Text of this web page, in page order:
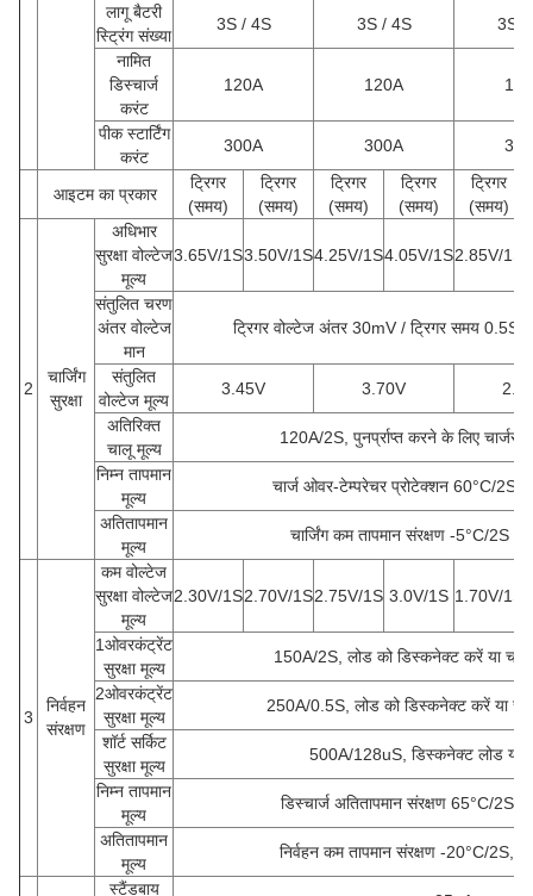
लागू बैटरी
स्ट्रिंग संख्या
3S / 4S 3S / 4S
3S /
नामित
डिस्चार्ज
करंट
120A 120A
पीक स्टार्टिंग
करंट
300A 300A
आइटम का प्रकार
ट्रिगर
(समय)
ट्रिगर
(समय)
ट्रिगर
(समय)
ट्रिगर
(समय)
ट्रिगर
(समय)
2
चार्जिंग
सुरक्षा
अधिभार
सुरक्षा वोल्टेज
मूल्य
3.65V/1S3.50V/1S4.25V/1S4.05V/1S2.85V/1S
संतुलित चरण
अंतर वोल्टेज
मान
ट्रिगर वोल्टेज अंतर 30mV / ट्रिगर समय
संतुलित
वोल्टेज मूल्य
3.45V 3.70V
अतिरिक्त
चालू मूल्य
120A/2S, पुनर्प्राप्त करने के लिए चार्जर
निम्न तापमान
मूल्य
चार्ज ओवर-टेम्परेचर प्रोटेक्शन 60°C/2S /
अतितापमान
मूल्य
चार्जिंग कम तापमान संरक्षण -5°C/2S /
3
निर्वहन
संरक्षण
कम वोल्टेज
सुरक्षा वोल्टेज
मूल्य
2.30V/1S2.70V/1S2.75V/1S 3.0V/1S 1.70V/1S
1ओवरकंट्रेंट
सुरक्षा मूल्य
150A/2S, लोड को डिस्कनेक्ट करें या
2ओवरकंट्रेंट
सुरक्षा मूल्य
250A/0.5S, लोड को डिस्कनेक्ट करें या
शॉर्ट सर्किट
सुरक्षा मूल्य
500A/128uS, डिस्कनेक्ट लोड या
निम्न तापमान
मूल्य
डिस्चार्ज अतितापमान संरक्षण 65°C/2S,
अतितापमान
मूल्य
निर्वहन कम तापमान संरक्षण -20°C/2S,
स्टैंडबाय